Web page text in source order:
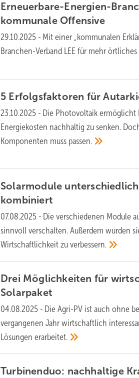
Erneuerbare-Energien-
kommunaleOffensive
29.10.2025 - Mit einer „kommunalen
Branchen-Verband LEE für mehr
5 Erfolgsfaktoren für
23.10.2025 - Die Photovoltaik ermöglicht
Energiekosten nachhaltig zu senken.
Komponenten muss passen.
Solarmodule
kombiniert
07.08.2025 - Die verschiedenen Module
sinnvoll verschalten. Außerdem wurden
Wirtschaftlichkeit zuverbessern.
Drei Möglichkeiten für
Solarpaket
04.08.2025 - Die Agri-PV ist auch ohne
vergangenen Jahr wirtschaftlich
Lösungenerarbeitet.
Turbinenduo: nachhaltige